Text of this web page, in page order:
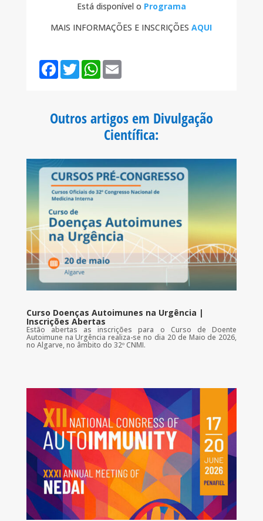
Está disponível o Programa
MAIS INFORMAÇÕES E INSCRIÇÕESAQUI
F
o
T
w
r
W
A
p
p
E
Outros artigos em Divulgação
Científica:
Curso Doenças Autoimunes na Urgência |
Inscrições Abertas
Estão abertas as inscrições para o Curso de Doente
Autoimune na Urgência realiza-se no dia 20 de Maio de 2026,
no Algarve, no âmbito do 32º CNMI.